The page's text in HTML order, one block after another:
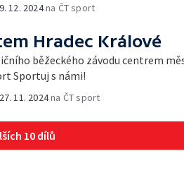
9. 12. 2024na ČT sport
Hradec Králové
běžeckého závodu centrem
Sportuj s námi!
27. 11. 2024na ČT sport
10 dílů